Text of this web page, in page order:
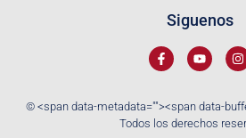
© <span data-metadata=""><span data-
Todos los derechos
Siguenos